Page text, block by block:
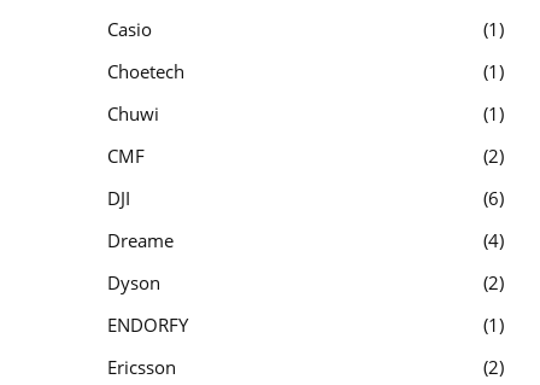
Casio
1
Choetech
1
Chuwi
1
CMF
2
DJI
6
Dreame
4
Dyson
2
ENDORFY
1
Ericsson
2